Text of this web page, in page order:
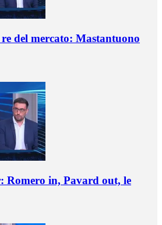
del mercato: Mastantuono
Romero in, Pavard out, le